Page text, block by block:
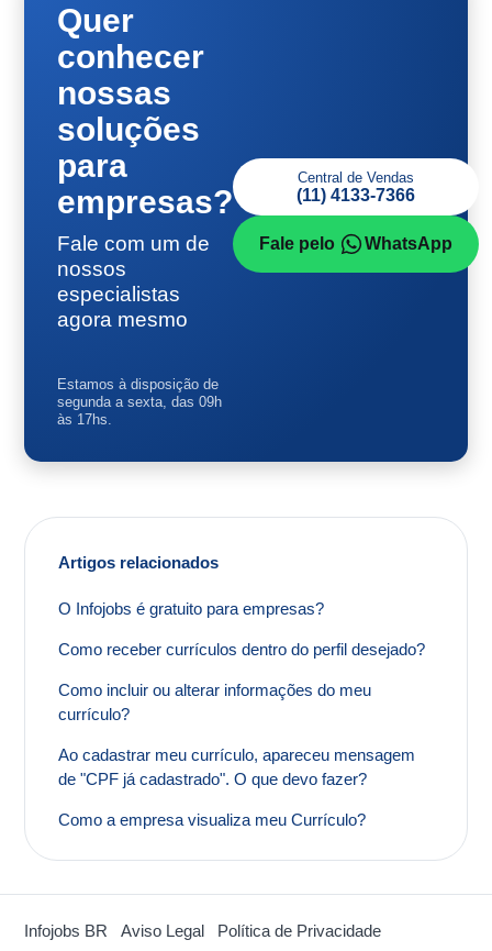
Quer
conhecer
nossas
soluções
para
empresas?
Fale com um de
nossos
especialistas
agora mesmo
Estamos à disposição de
segunda a sexta, das 09h
às 17hs.
Central de Vendas
(11) 4133-7366
Fale pelo WhatsApp
Artigos relacionados
O Infojobs é gratuito para empresas?
Como receber currículos dentro do perfil desejado?
Como incluir ou alterar informações do meu
currículo?
Ao cadastrar meu currículo, apareceu mensagem
de "CPF já cadastrado". O que devo fazer?
Como a empresa visualiza meu Currículo?
Infojobs BR Aviso Legal Política de Privacidade